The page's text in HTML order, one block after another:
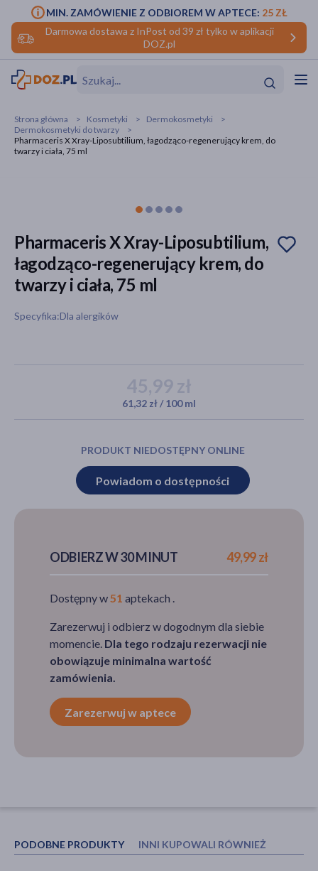
Darmowa dostawa z InPost od 39 zł tylko w aplikacji
DOZ.pl
MIN. ZAMÓWIENIE Z ODBIOREM W APTECE: 25 ZŁ
Strona główna Kosmetyki
Dermokosmetyki
Dermokosmetyki do twarzy
Pharmaceris X Xray-Liposubtilium, łagodząco-regenerujący krem, do
twarzy i ciała, 75 ml
Pharmaceris X Xray-Liposubtilium,
łagodząco-regenerujący krem, do
twarzy i ciała, 75 ml
Specyfika:Dla alergików
45,99 zł
61,32 zł / 100 ml
PRODUKT NIEDOSTĘPNY ONLINE
Powiadom o dostępności
ODBIERZ W 30 MINUT 49,99 zł
Dostępny w51 aptekach .
Zarezerwuj i odbierz w dogodnym dla siebie
momencie. Dla tego rodzaju rezerwacji nie
obowiązuje minimalna wartość
zamówienia.
Zarezerwuj w aptece
PODOBNE PRODUKTY INNI KUPOWALI RÓWNIEŻ